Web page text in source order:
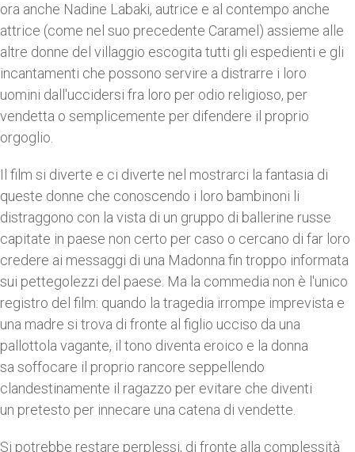
ora anche Nadine Labaki, autrice e al contempo anche
attrice (come nel suo precedente Caramel) assieme alle
altre donne del villaggio escogita tutti gli espedienti e gli
incantamenti che possono servire a distrarre i loro
uomini dall'uccidersi fra loro per odio religioso, per
vendetta o semplicemente per difendere il proprio
orgoglio.
Il film si diverte e ci diverte nel mostrarci la fantasia di
queste donne che conoscendo i loro bambinoni li
distraggono con la vista di un gruppo di ballerine russe
capitate in paese non certo per caso o cercano di far loro
credere ai messaggi di una Madonna fin troppo informata
sui pettegolezzi del paese. Ma la commedia non è l'unico
registro del film: quando la tragedia irrompe imprevista e
una madre si trova di fronte al figlio ucciso da una
pallottola vagante, il tono diventa eroico e la donna
sa soffocare il proprio rancore seppellendo
clandestinamente il ragazzo per evitare che diventi
un pretesto per innecare una catena di vendette.
Si potrebbe restare perplessi, di fronte alla complessità